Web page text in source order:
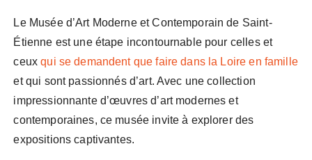
Le Musée d’Art Moderne et Contemporain de Saint-
Étienne est une étape incontournable pour celles et
ceuxqui se demandent que faire dans la Loire en famille
et qui sont passionnés d’art. Avec une collection
impressionnante d’œuvres d’art modernes et
contemporaines, ce musée invite à explorer des
expositions captivantes.